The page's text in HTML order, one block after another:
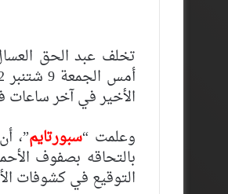
تخلف عبد الحق
الأخير في آخر ساعات
وعلمت “سبورتايم”،
بالتحاقه بصفوف
التوقيع في كشوفات